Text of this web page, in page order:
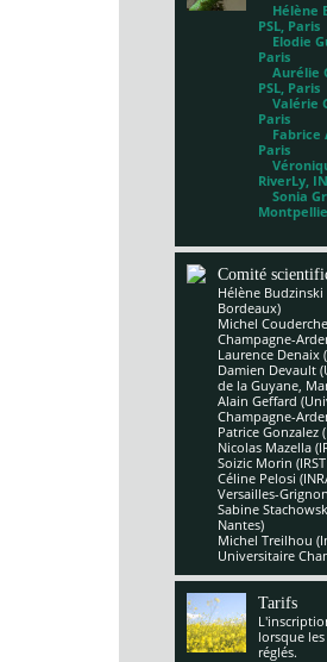
Hélène
PSL, Paris
Elodie
Paris
Aurélie
PSL, Paris
Valérie
Paris
Fabrice
Paris
RiverLy,
Sonia
Comité
Hélène
Bordeaux)
Michel
Champagne-
Laurence Denaix
Damien Devault
de la Guyane,
Alain Geffard
Champagne-
Patrice Gonzalez
Nicolas Mazella
Soizic Morin
Céline Pelosi
Versailles-
Sabine
Nantes)
Michel Treilhou
Universitaire
Tarifs
lorsque
réglés.